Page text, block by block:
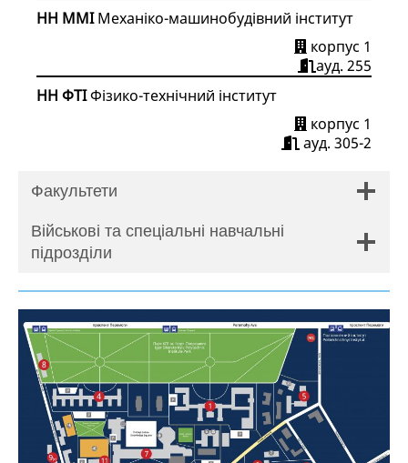
НН ММІМеханіко-машинобудівний інститут
корпус 1
ауд. 255
НН ФТІФізико-технічний інститут
корпус 1
ауд. 305-2
Факультети
Військові та спеціальні навчальні
підрозділи